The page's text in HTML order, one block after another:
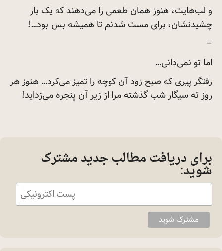
و لب‌هایت، هنوز همان طعمی را می‌دهند که یک بار
چشیدنشان، برای مست شدنم تا همیشه بس بود…!
–
اما تو نمی‌دانی…
رفتگر پیری که صبح زود آن کوچه‌ را تمیز می‌کرد… هنوز هر
روز ته سیگار شب گذشته مرا از زیر آن پنجره می‌زداید!
برای دریافت مطالب جدید مشترک
شوید: